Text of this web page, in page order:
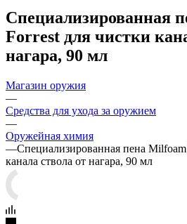
Специализированная
Forrest для чистки
нагара, 90 мл
Магазин оружия
—
Средства для ухода за оружием
—
Оружейная химия
—Специализированная пена
канала ствола от нагара, 90 мл